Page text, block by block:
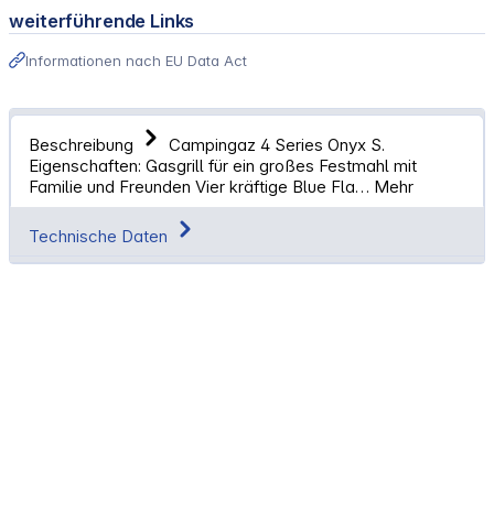
weiterführende Links
Informationen nach EU Data Act
Beschreibung
Campingaz 4 Series Onyx S.
Eigenschaften: Gasgrill für ein großes Festmahl mit
Familie und Freunden Vier kräftige Blue Fla… Mehr
Technische Daten